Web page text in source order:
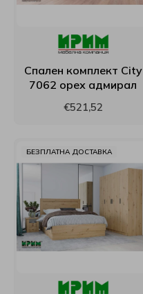
Спален комплект City
7062 орех адмирал
€521,52
БЕЗПЛАТНА ДОСТАВКА
Матраци Латекс
Матраци Хегра
Виж всички Матраци
Stearns & Foster
Technogel Sleeping
Tempur
Turkmen